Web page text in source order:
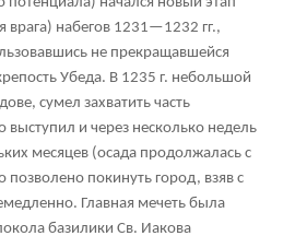
врага) набегов 1231—1232 гг.,
не прекращавшейся
Убеда. В 1235 г. небольшой
сумел захватить часть
и через несколько недель
месяцев (осада продолжалась с
покинуть город, взяв с
Главная мечеть была
базилики Св. Иакова